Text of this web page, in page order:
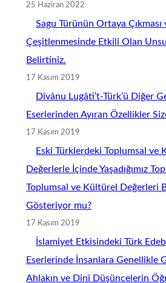
25 Haziran 2022
Sagu Türünün Ortaya Çıkması
Çeşitlenmesinde Etkili Olan
Belirtiniz.
17 Kasım 2019
Dîvânu Lugâti’t-Türk’ü Diğer
Eserlerinden Ayıran Özellikler
17 Kasım 2019
Eski Türklerdeki Toplumsal ve
Değerlerle İçinde Yaşadığımız
Toplumsal ve Kültürel Değerleri
Gösteriyor mu?
17 Kasım 2019
İslamiyet Etkisindeki Türk
Eserlerinde İnsanlara Genellikle
Ahlakın ve Dinî Düşüncelerin